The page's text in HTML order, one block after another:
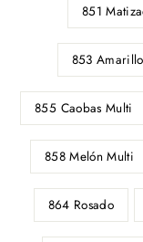
851
853
855 Caobas Multi
858 Melón Multi
864 Rosado